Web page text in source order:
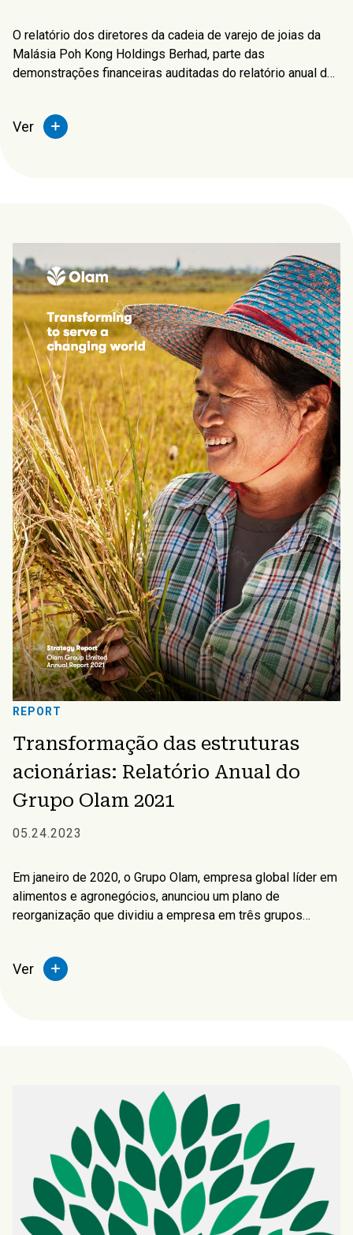
O relatório dos diretores da cadeia de varejo de joias da
Malásia Poh Kong Holdings Berhad, parte das
demonstrações financeiras auditadas do relatório anual da
da empresa e das subsidiárias.
Ver
REPORT
Transformação das estruturas
acionárias: Relatório Anual do
Grupo Olam 2021
05.24.2023
Em janeiro de 2020, o Grupo Olam, empresa global líder em
alimentos e agronegócios, anunciou um plano de
reorganização que dividiu a empresa em três grupos
empresa no relatório anual descreve o processo e o
resultado dessa transformação.
Ver